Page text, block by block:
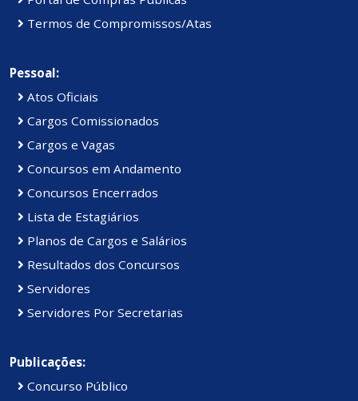
Termos de Compromissos/Atas
Pessoal:
Atos Oficiais
Cargos Comissionados
Cargos e Vagas
Concursos em Andamento
Concursos Encerrados
Lista de Estagiários
Planos de Cargos e Salários
Resultados dos Concursos
Servidores
Servidores Por Secretarias
Publicações:
Concurso Público